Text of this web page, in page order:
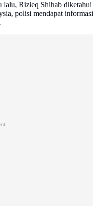
lalu, Rizieq Shihab diketahui
polisi mendapat informasi